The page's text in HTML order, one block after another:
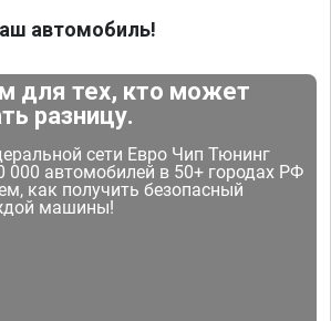
автомобиль!
для тех, кто может
разницу.
сети Евро Чип Тюнинг
000 автомобилей в 50+ городах РФ
как получить безопасный
машины!